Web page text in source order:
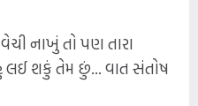
નાખું તો પણ તારા
લઈ શકું તેમ છું... વાત સંતોષ